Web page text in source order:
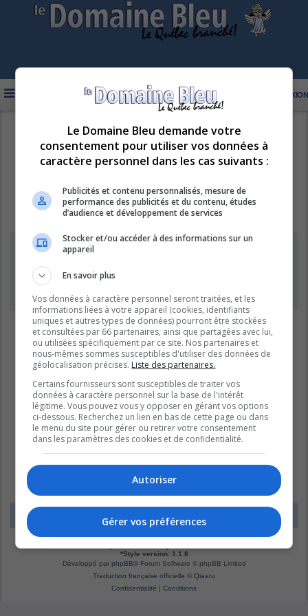
CONNEXION
INSCRIPTION
LE DOMAINE BLEU
Information
Vous ne pouvez pas effectuer de recherche pour le moment car le
LE DOMAINE BLEU UTC-04:00
*Original byChristian 2.0
*Style version: 1.1.8
Développé par phpBB® Forum Software © phpBB Limited
Traduction française officielle © Qiaeru
Confidentialité | Conditions
Le Domaine Bleu demande votre
consentement pour utiliser vos données à
caractère personnel dans les cas suivants :
Publicités et contenu personnalisés, mesure de
performance des publicités et du contenu, études
d’audience et développement de services
Stocker et/ou accéder à des informations sur un
appareil
En savoir plus
Vos données à caractère personnel seront traitées, et les
informations liées à votre appareil (cookies, identifiants
uniques et autres types de données) pourront être stockées
et consultées par 66 partenaires, ainsi que partagées avec lui,
ou utilisées spécifiquement par ce site. Nos partenaires et
nous-mêmes sommes susceptibles d'utiliser des données de
géolocalisation précises. Liste des partenaires.
Certains fournisseurs sont susceptibles de traiter vos
données à caractère personnel sur la base de l'intérêt
légitime. Vous pouvez vous y opposer en gérant vos options
ci-dessous. Recherchez un lien en bas de cette page ou dans
le menu du site pour gérer ou retirer votre consentement
dans les paramètres des cookies et de confidentialité.
Autoriser
Gérer vos préférences